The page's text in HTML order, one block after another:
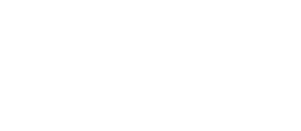
낮 최고 35도 '무더위'…
[속보]이강인 "감독님이